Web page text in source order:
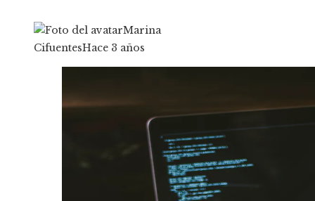
Marina
CifuentesHace 3 años